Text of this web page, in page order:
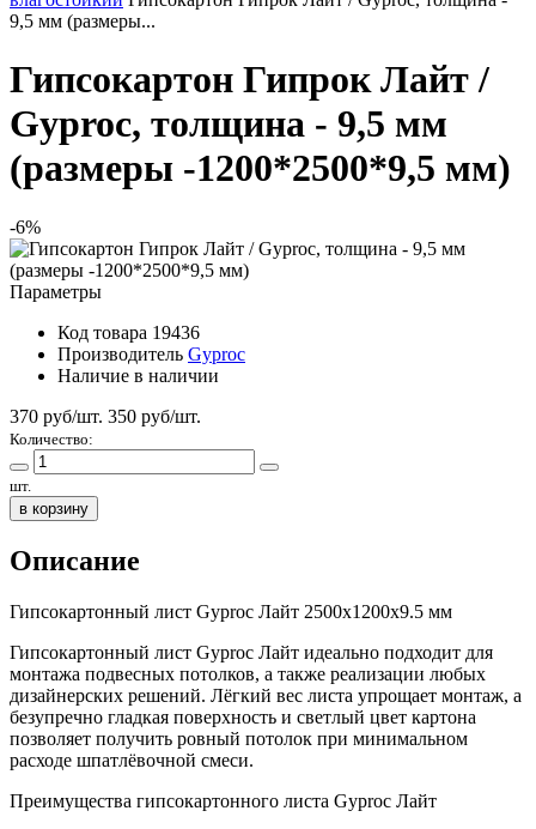
9,5 мм (размеры...
Гипсокартон Гипрок Лайт /
Gyproc, толщина - 9,5 мм
(размеры -1200*2500*9,5 мм)
-6%
Параметры
Код товара 19436
Производитель Gyproc
Наличие в наличии
370 руб/шт. 350 руб/шт.
Количество:
шт.
в корзину
Описание
Гипсокартонный лист Gyproc Лайт 2500х1200х9.5 мм
Гипсокартонный лист Gyproc Лайт идеально подходит для
монтажа подвесных потолков, а также реализации любых
дизайнерских решений. Лёгкий вес листа упрощает монтаж, а
безупречно гладкая поверхность и светлый цвет картона
позволяет получить ровный потолок при минимальном
расходе шпатлёвочной смеси.
Преимущества гипсокартонного листа Gyproc Лайт